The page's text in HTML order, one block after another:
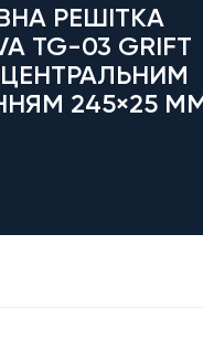
РЕШІТКА
TG-03 GRIFT
ЦЕНТРАЛЬНИМ
245×25